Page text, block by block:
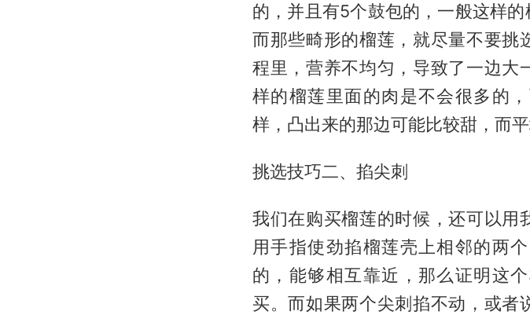
的，并且有5个鼓包的，一般这样的
而那些畸形的榴莲，就尽量不要挑
程里，营养不均匀，导致了一边大
样的榴莲里面的肉是不会很多的
样，凸出来的那边可能比较甜，而
挑选技巧二、掐尖刺
我们在购买榴莲的时候，还可以用
用手指使劲掐榴莲壳上相邻的两
的，能够相互靠近，那么证明这
买。而如果两个尖刺掐不动，或者